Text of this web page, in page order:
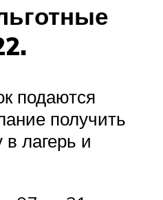
подаются
получить
в лагерь и